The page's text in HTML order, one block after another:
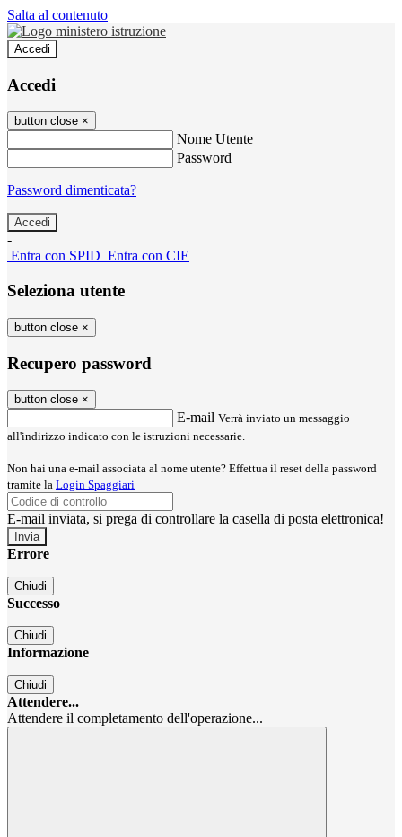
Salta al contenuto
Accedi
Accedi
button close ×
Nome Utente
Password
Password dimenticata?
-
Entra con SPID Entra con CIE
Seleziona utente
button close ×
Recupero password
button close ×
E-mail Verrà inviato un messaggio
all'indirizzo indicato con le istruzioni necessarie.
Non hai una e-mail associata al nome utente? Effettua il reset della password
tramite la Login Spaggiari
E-mail inviata, si prega di controllare la casella di posta elettronica!
Errore
Chiudi
Successo
Chiudi
Informazione
Chiudi
Attendere...
Attendere il completamento dell'operazione...